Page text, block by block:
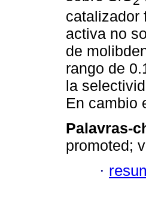
catalizador
activa no
de
rango de
la
En cambio
Palavras-
promoted;
·